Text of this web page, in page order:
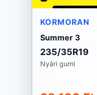
KORMORAN
Summer 3
235/35R19
Nyári gumi